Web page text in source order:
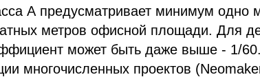
А предусматривает минимум одно
метров офисной площади. Для
может быть даже выше - 1/
многочисленных проектов